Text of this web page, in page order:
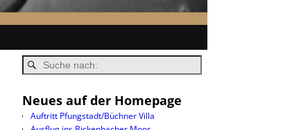
Neues auf der Homepage
Auftritt Pfungstadt/Büchner Villa